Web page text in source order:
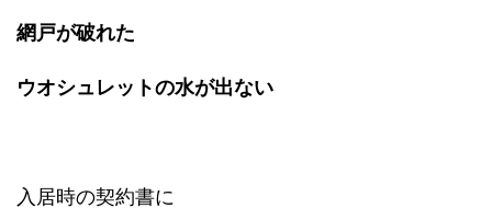
網戸が破れた
ウオシュレットの水が出ない
入居時の契約書に